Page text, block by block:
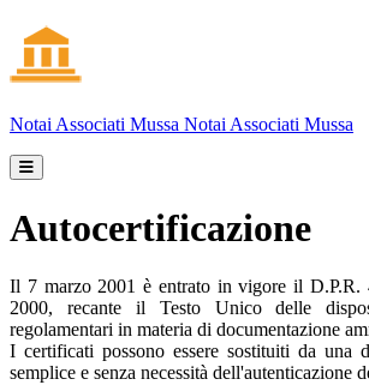
Notai Associati Mussa Notai Associati Mussa
Autocertificazione
Il 7 marzo 2001 è entrato in vigore il D.P.R.
2000, recante il Testo Unico delle
regolamentari in materia di documentazione
I certificati possono essere sostituiti da una
semplice e senza necessità